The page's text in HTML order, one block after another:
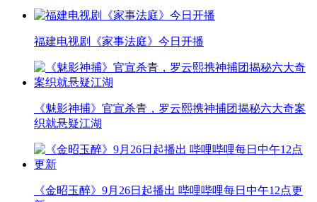
福建电视剧《家事法庭》今日开播
《魅影神捕》官宣杀青，罗云熙携神捕团揭秘六大奇案
织就悬疑江湖
《金昭玉醉》9月26日起播出 哔哩哔哩每日中午12点更